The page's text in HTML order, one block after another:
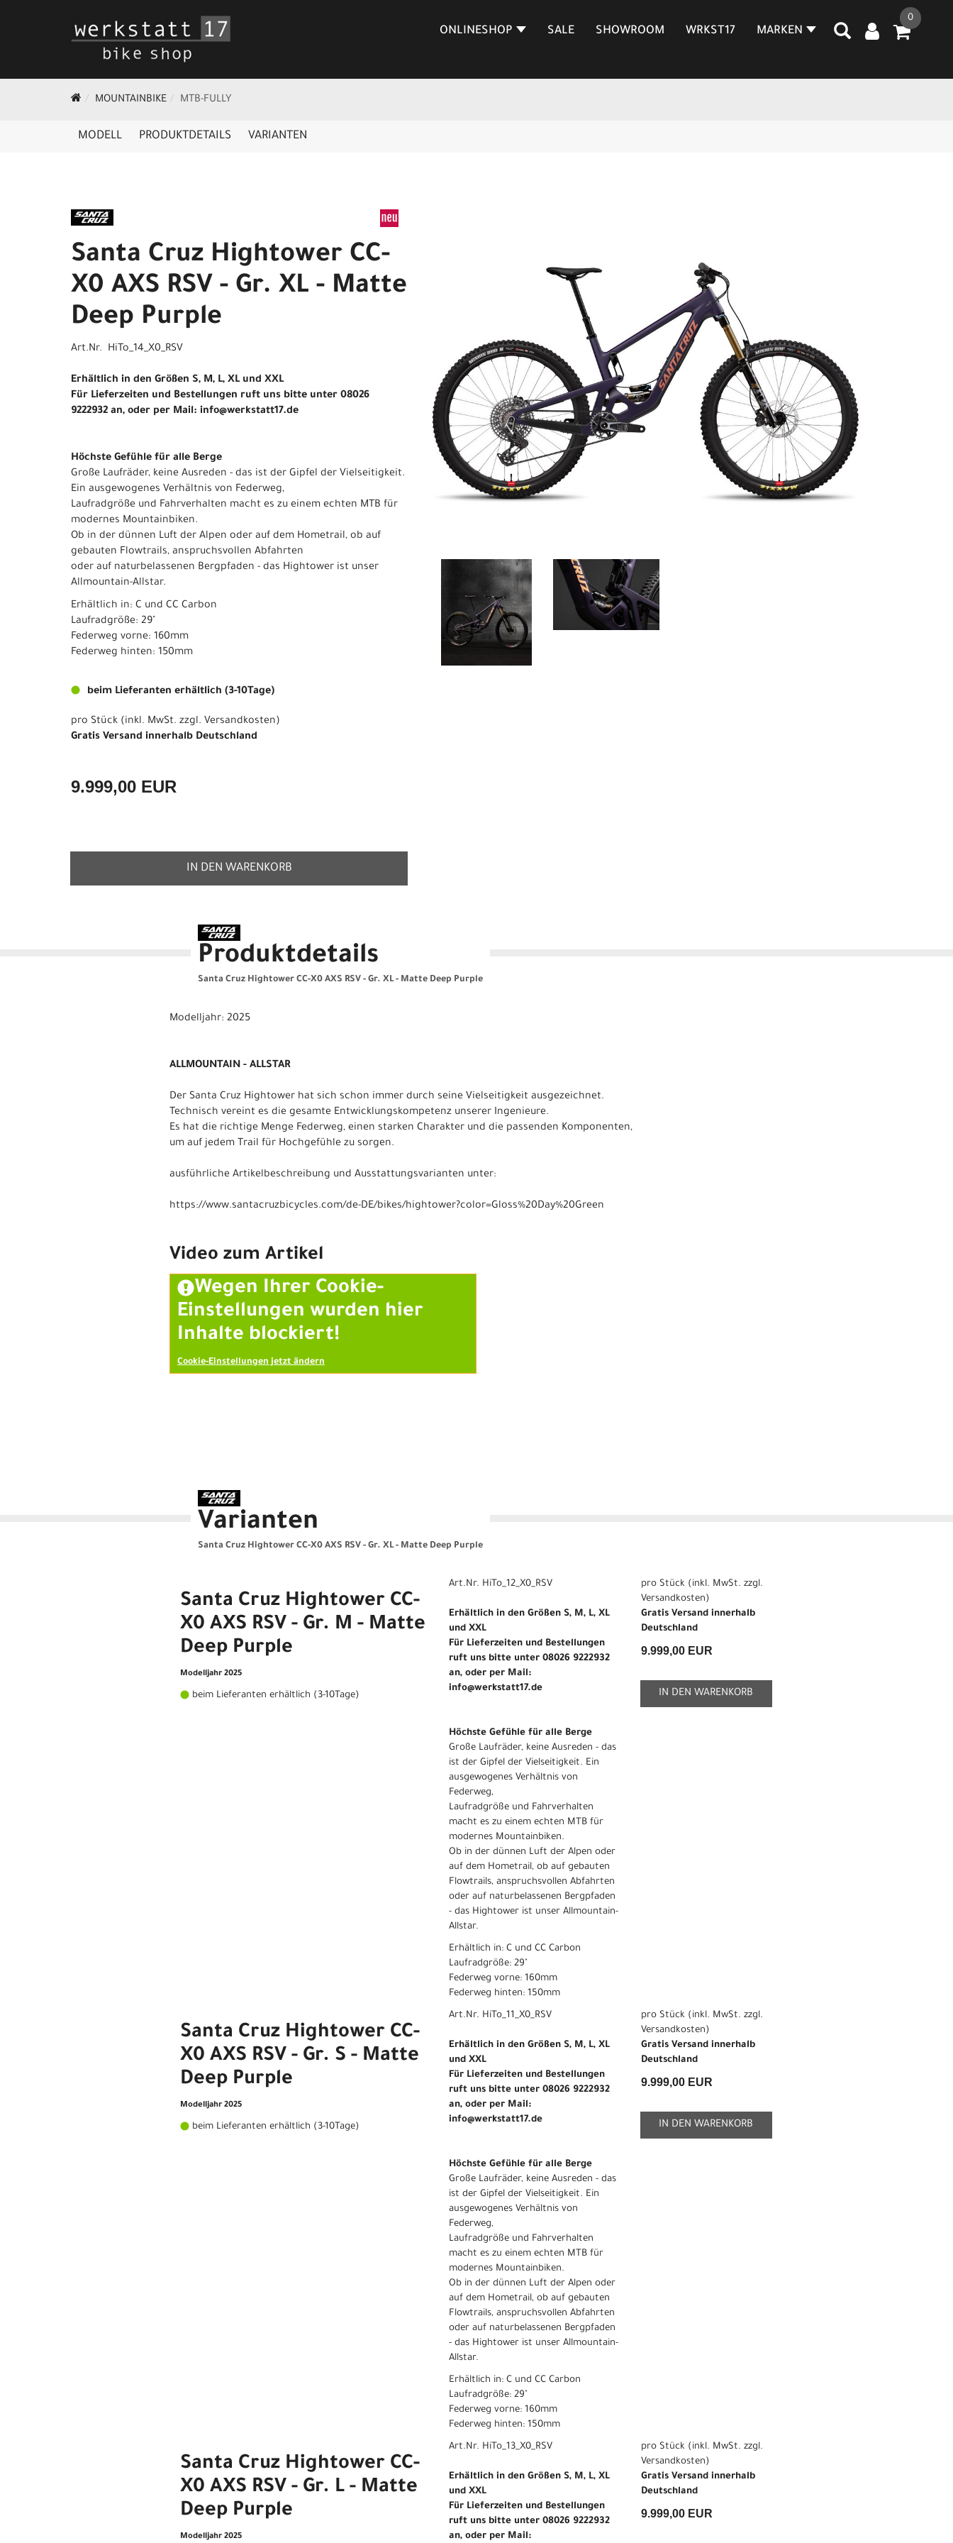
0
ONLINESHOP SALE SHOWROOM WRKST17 MARKEN
MOUNTAINBIKE MTB-FULLY
MODELL PRODUKTDETAILS VARIANTEN
Santa Cruz Hightower CC-
X0 AXS RSV - Gr. XL - Matte
Deep Purple
Art.Nr. HiTo_14_X0_RSV
Erhältlich in den Größen S, M, L, XL und XXL
Für Lieferzeiten und Bestellungen ruft uns bitte unter 08026
9222932 an, oder per Mail: info@werkstatt17.de
Höchste Gefühle für alle Berge
Große Laufräder, keine Ausreden - das ist der Gipfel der Vielseitigkeit.
Ein ausgewogenes Verhältnis von Federweg,
Laufradgröße und Fahrverhalten macht es zu einem echten MTB für
modernes Mountainbiken.
Ob in der dünnen Luft der Alpen oder auf dem Hometrail, ob auf
gebauten Flowtrails, anspruchsvollen Abfahrten
oder auf naturbelassenen Bergpfaden - das Hightower ist unser
Allmountain-Allstar.
Erhältlich in: C und CC Carbon
Laufradgröße: 29"
Federweg vorne: 160mm
Federweg hinten: 150mm
beim Lieferanten erhältlich (3-10Tage)
pro Stück (inkl. MwSt. zzgl. Versandkosten)
Gratis Versand innerhalb Deutschland
9.999,00 EUR
IN DEN WARENKORB
Produktdetails
Santa Cruz Hightower CC-X0 AXS RSV - Gr. XL - Matte Deep Purple
Modelljahr: 2025
ALLMOUNTAIN - ALLSTAR
Der Santa Cruz Hightower hat sich schon immer durch seine Vielseitigkeit ausgezeichnet.
Technisch vereint es die gesamte Entwicklungskompetenz unserer Ingenieure.
Es hat die richtige Menge Federweg, einen starken Charakter und die passenden Komponenten,
um auf jedem Trail für Hochgefühle zu sorgen.
ausführliche Artikelbeschreibung und Ausstattungsvarianten unter:
https://www.santacruzbicycles.com/de-DE/bikes/hightower?color=Gloss%20Day%20Green
Video zum Artikel
Wegen Ihrer Cookie-
Einstellungen wurden hier
Inhalte blockiert!
Cookie-Einstellungen jetzt ändern
Varianten
Santa Cruz Hightower CC-X0 AXS RSV - Gr. XL - Matte Deep Purple
Santa Cruz Hightower CC-
X0 AXS RSV - Gr. M - Matte
Deep Purple
Modelljahr 2025
beim Lieferanten erhältlich (3-10Tage)
Art.Nr. HiTo_12_X0_RSV
Erhältlich in den Größen S, M, L, XL
und XXL
Für Lieferzeiten und Bestellungen
ruft uns bitte unter 08026 9222932
an, oder per Mail:
info@werkstatt17.de
Höchste Gefühle für alle Berge
Große Laufräder, keine Ausreden - das
ist der Gipfel der Vielseitigkeit. Ein
ausgewogenes Verhältnis von
Federweg,
Laufradgröße und Fahrverhalten
macht es zu einem echten MTB für
modernes Mountainbiken.
Ob in der dünnen Luft der Alpen oder
auf dem Hometrail, ob auf gebauten
Flowtrails, anspruchsvollen Abfahrten
oder auf naturbelassenen Bergpfaden
- das Hightower ist unser Allmountain-
Allstar.
Erhältlich in: C und CC Carbon
Laufradgröße: 29"
Federweg vorne: 160mm
Federweg hinten: 150mm
pro Stück (inkl. MwSt. zzgl.
Versandkosten)
Gratis Versand innerhalb
Deutschland
9.999,00 EUR
IN DEN WARENKORB
Santa Cruz Hightower CC-
X0 AXS RSV - Gr. S - Matte
Deep Purple
Modelljahr 2025
beim Lieferanten erhältlich (3-10Tage)
Art.Nr. HiTo_11_X0_RSV
Erhältlich in den Größen S, M, L, XL
und XXL
Für Lieferzeiten und Bestellungen
ruft uns bitte unter 08026 9222932
an, oder per Mail:
info@werkstatt17.de
Höchste Gefühle für alle Berge
Große Laufräder, keine Ausreden - das
ist der Gipfel der Vielseitigkeit. Ein
ausgewogenes Verhältnis von
Federweg,
Laufradgröße und Fahrverhalten
macht es zu einem echten MTB für
modernes Mountainbiken.
Ob in der dünnen Luft der Alpen oder
auf dem Hometrail, ob auf gebauten
Flowtrails, anspruchsvollen Abfahrten
oder auf naturbelassenen Bergpfaden
- das Hightower ist unser Allmountain-
Allstar.
Erhältlich in: C und CC Carbon
Laufradgröße: 29"
Federweg vorne: 160mm
Federweg hinten: 150mm
pro Stück (inkl. MwSt. zzgl.
Versandkosten)
Gratis Versand innerhalb
Deutschland
9.999,00 EUR
IN DEN WARENKORB
Santa Cruz Hightower CC-
X0 AXS RSV - Gr. L - Matte
Deep Purple
Modelljahr 2025
Art.Nr. HiTo_13_X0_RSV
Erhältlich in den Größen S, M, L, XL
und XXL
Für Lieferzeiten und Bestellungen
ruft uns bitte unter 08026 9222932
an, oder per Mail:
pro Stück (inkl. MwSt. zzgl.
Versandkosten)
Gratis Versand innerhalb
Deutschland
9.999,00 EUR